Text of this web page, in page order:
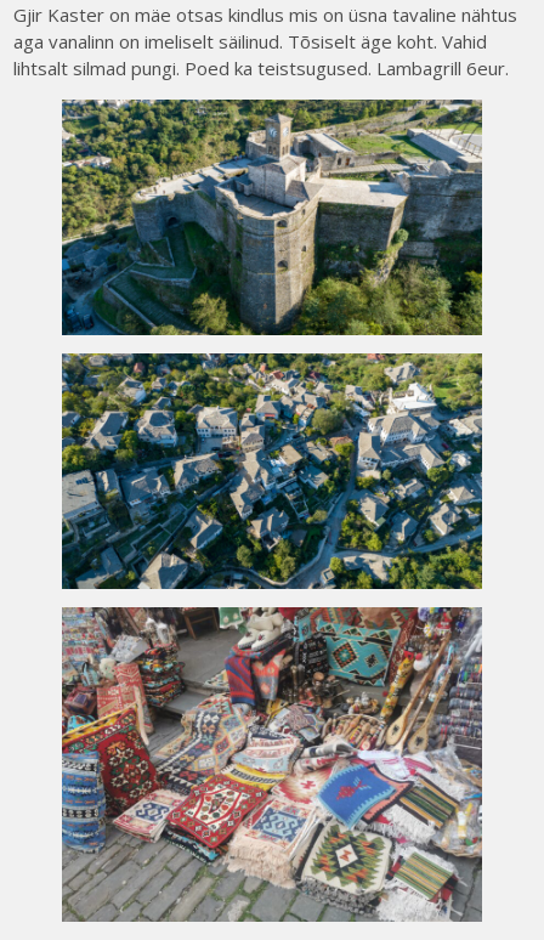
Gjir Kaster on mäe otsas kindlus mis on üsna tavaline nähtus
aga vanalinn on imeliselt säilinud. Tõsiselt äge koht. Vahid
lihtsalt silmad pungi. Poed ka teistsugused. Lambagrill 6eur.